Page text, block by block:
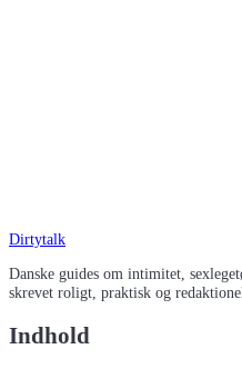
Dirtytalk
Danske guides om intimitet,
skrevet roligt, praktisk og
Indhold